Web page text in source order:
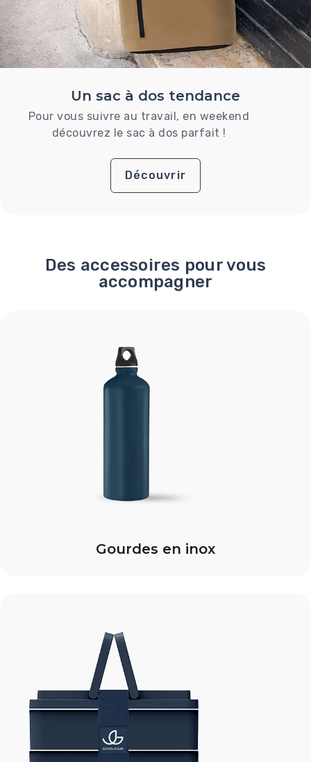
Un sac à dos tendance
Pour vous suivre au travail, en weekend
découvrez le sac à dos parfait !
Découvrir
Des accessoires pour vous
accompagner
Gourdes en inox